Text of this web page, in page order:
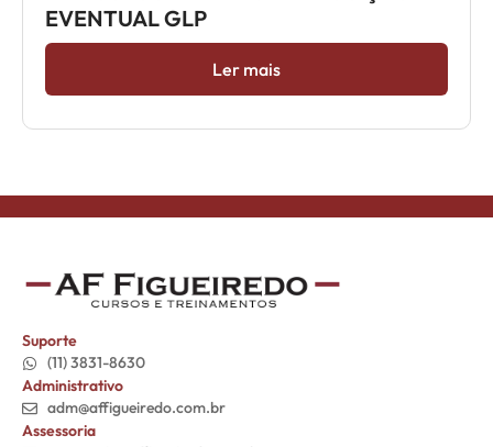
EVENTUAL GLP
Ler mais
Suporte
(11) 3831-8630
Administrativo
adm@affigueiredo.com.br
Assessoria